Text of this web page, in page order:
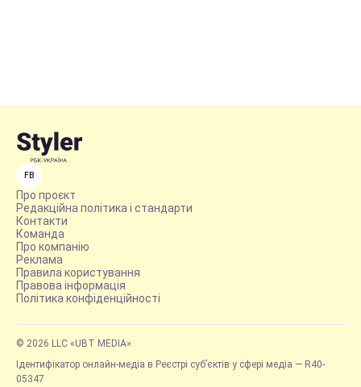
FB
Про проєкт
Редакційна політика і стандарти
Контакти
Команда
Про компанію
Реклама
Правила користування
Правова інформація
Політика конфіденційності
© 2026 LLC «UBT MEDIA»
Ідентифікатор онлайн-медіа в Реєстрі суб’єктів у сфері медіа — R40-
05347